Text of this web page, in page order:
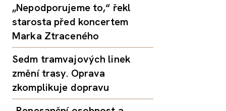
„Nepodporujeme to,“ řekl
starosta před koncertem
Marka Ztraceného
Sedm tramvajových linek
změní trasy. Oprava
zkomplikuje dopravu